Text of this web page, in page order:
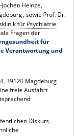
Heinze,
, sowie Prof. Dr.
für Psychiatrie
Fragen der
für
Verantwortung und
39120 Magdeburg
freie Ausfahrt
Diskurs